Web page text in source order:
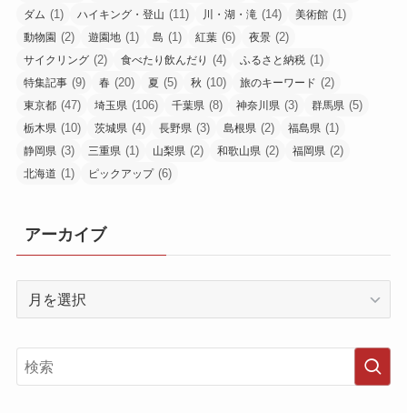
ダム (1) ハイキング・登山 (11) 川・湖・滝 (14) 美術館 (1)
動物園 (2) 遊園地 (1) 島 (1) 紅葉 (6) 夜景 (2)
サイクリング (2) 食べたり飲んだり (4) ふるさと納税 (1)
特集記事 (9) 春 (20) 夏 (5) 秋 (10) 旅のキーワード (2)
東京都 (47) 埼玉県 (106) 千葉県 (8) 神奈川県 (3) 群馬県 (5)
栃木県 (10) 茨城県 (4) 長野県 (3) 島根県 (2) 福島県 (1)
静岡県 (3) 三重県 (1) 山梨県 (2) 和歌山県 (2) 福岡県 (2)
北海道 (1) ピックアップ(6)
アーカイブ
イ
ブ